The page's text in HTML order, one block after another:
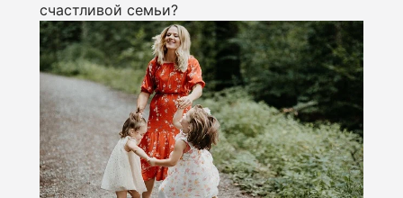
счастливой семьи?